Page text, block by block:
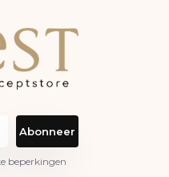
Abonneer
beperkingen